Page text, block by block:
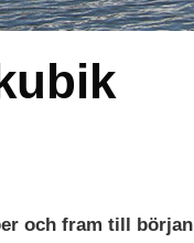
och fram till början